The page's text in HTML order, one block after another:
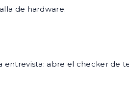
de hardware.
abre el checker de